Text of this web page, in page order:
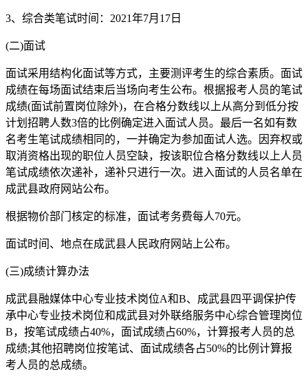
3、综合类笔试时间：2021年7月17日
(二)面试
面试采用结构化面试等方式，主要测评考生的综合素质。面试
成绩在每场面试结束后当场向考生公布。根据报考人员的笔试
成绩(面试前置岗位除外)，在合格分数线以上从高分到低分按
计划招聘人数3倍的比例确定进入面试人员。最后一名如有数
名考生笔试成绩相同的，一并确定为参加面试人选。因弃权或
取消资格出现的职位人员空缺，按该职位合格分数线以上人员
笔试成绩依次递补，递补只进行一次。进入面试的人员名单在
成武县政府网站公布。
根据物价部门核定的标准，面试考务费每人70元。
面试时间、地点在成武县人民政府网站上公布。
(三)成绩计算办法
成武县融媒体中心专业技术岗位A和B、成武县四平调保护传
承中心专业技术岗位和成武县对外联络服务中心综合管理岗位
B，按笔试成绩占40%，面试成绩占60%，计算报考人员的总
成绩;其他招聘岗位按笔试、面试成绩各占50%的比例计算报
考人员的总成绩。